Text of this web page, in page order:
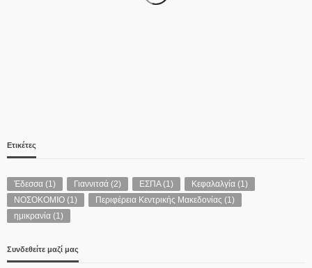
Δ.ΑΛΜΩΠΊΑΣ
ΔΗΜΟΤΙΚΗΣ ΕΠΙΤΡΟΠΗΣ
Ετικέτες
Έδεσσα (1) Γιαννιτσά (2) ΕΣΠΑ(1) Κεφαλαλγία (1)
ΝΟΣΟΚΟΜΙΟ (1) Περιφέρεια Κεντρικής Μακεδονίας (1)
ημικρανία (1)
Συνδεθείτε μαζί μας